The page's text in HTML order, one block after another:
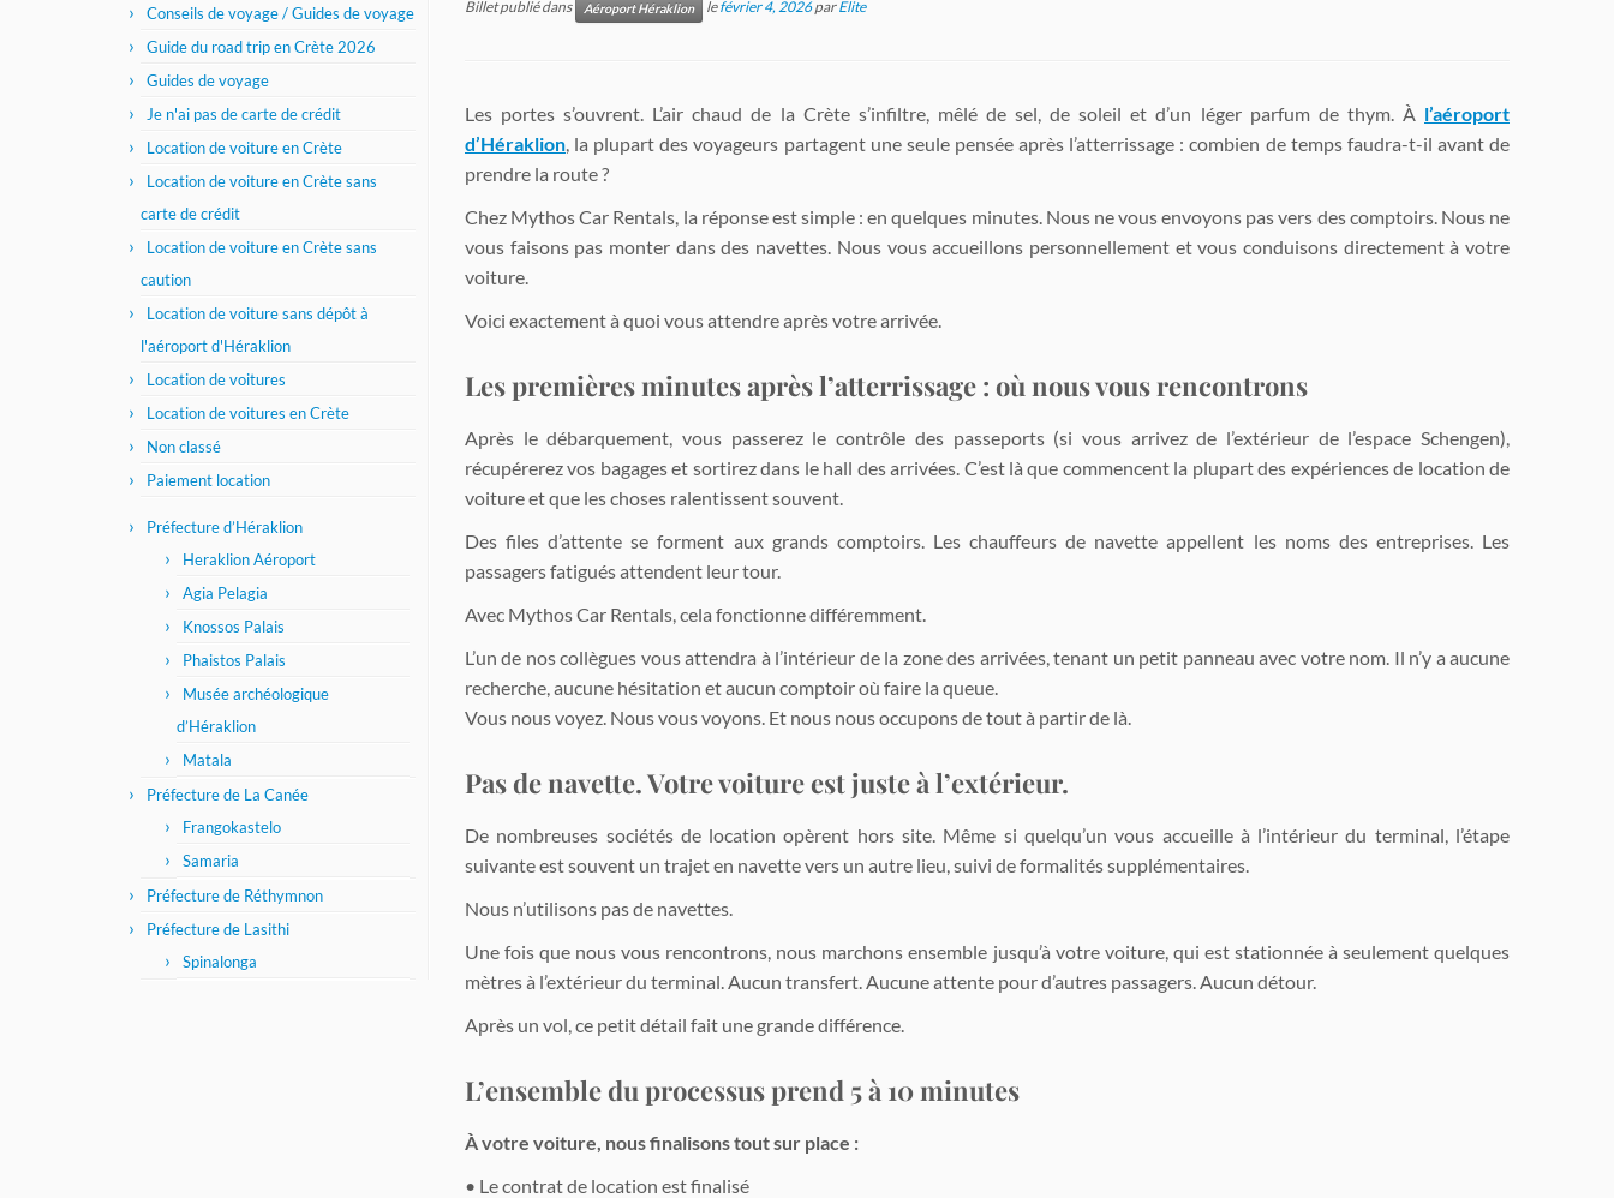
Conseils de voyage / Guides de voyage
Guide du road trip en Crète 2026
Guides de voyage
Je n'ai pas de carte de crédit
Location de voiture en Crète
Location de voiture en Crète sans
carte de crédit
Location de voiture en Crète sans
caution
Location de voiture sans dépôt à
l'aéroport d'Héraklion
Location de voitures
Location de voitures en Crète
Non classé
Paiement location
Préfecture d’Héraklion
Heraklion Aéroport
Agia Pelagia
Knossos Palais
Phaistos Palais
Musée archéologique
d’Héraklion
Matala
Préfecture de La Canée
Frangokastelo
Samaria
Préfecture de Réthymnon
Préfecture de Lasithi
Spinalonga
Billet publié dans Aéroport Héraklion lefévrier 4, 2026 parElite
Les portes s’ouvrent. L’air chaud de la Crète s’infiltre, mêlé de sel, de soleil et d’un léger parfum de thym. À l’aéroport
d’Héraklion, la plupart des voyageurs partagent une seule pensée après l’atterrissage : combien de temps faudra-t-il avant de
prendre la route ?
Chez Mythos Car Rentals, la réponse est simple : en quelques minutes. Nous ne vous envoyons pas vers des comptoirs. Nous ne
vous faisons pas monter dans des navettes. Nous vous accueillons personnellement et vous conduisons directement à votre
voiture.
Voici exactement à quoi vous attendre après votre arrivée.
Les premières minutes après l’atterrissage : où nous vous rencontrons
Après le débarquement, vous passerez le contrôle des passeports (si vous arrivez de l’extérieur de l’espace Schengen),
récupérerez vos bagages et sortirez dans le hall des arrivées. C’est là que commencent la plupart des expériences de location de
voiture et que les choses ralentissent souvent.
Des files d’attente se forment aux grands comptoirs. Les chauffeurs de navette appellent les noms des entreprises. Les
passagers fatigués attendent leur tour.
Avec Mythos Car Rentals, cela fonctionne différemment.
L’un de nos collègues vous attendra à l’intérieur de la zone des arrivées, tenant un petit panneau avec votre nom. Il n’y a aucune
recherche, aucune hésitation et aucun comptoir où faire la queue.
Vous nous voyez. Nous vous voyons. Et nous nous occupons de tout à partir de là.
Pas de navette. Votre voiture est juste à l’extérieur.
De nombreuses sociétés de location opèrent hors site. Même si quelqu’un vous accueille à l’intérieur du terminal, l’étape
suivante est souvent un trajet en navette vers un autre lieu, suivi de formalités supplémentaires.
Nous n’utilisons pas de navettes.
Une fois que nous vous rencontrons, nous marchons ensemble jusqu’à votre voiture, qui est stationnée à seulement quelques
mètres à l’extérieur du terminal. Aucun transfert. Aucune attente pour d’autres passagers. Aucun détour.
Après un vol, ce petit détail fait une grande différence.
L’ensemble du processus prend 5 à 10 minutes
À votre voiture, nous finalisons tout sur place :
• Le contrat de location est finalisé